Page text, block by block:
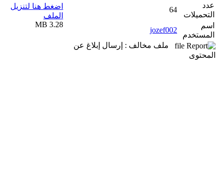
عدد
التحميلات
64
اسم
المستخدم
jozef002
ملف مخالف : إرسال إبلاغ عن
المحتوى
اضغط هنا لتنزيل
الملف
3.28 MB